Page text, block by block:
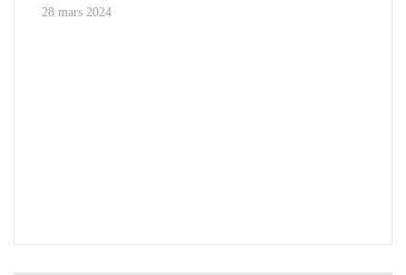
28 mars 2024